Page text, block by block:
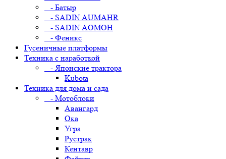
- Батыр
- SADIN AUMAHR
- SADIN AOMOH
- Феникс
Гусеничные платформы
Техника с наработкой
- Японские трактора
Kubota
Техника для дома и сада
- Мотоблоки
Авангард
Ока
Угра
Рустрак
Кентавр